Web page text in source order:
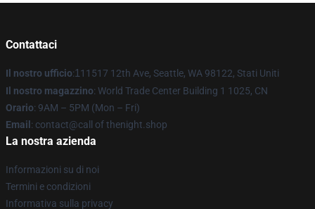
Contattaci
Il nostro ufficio:1 11517 12th Ave, Seattle, WA 98122, Stati Uniti
Il nostro magazzino: World Trade Center Building 1 1025, CN
Orario: 9AM – 5PM (Mon – Fri)
Email : contact@call of thenight.shop
La nostra azienda
Informazioni su di noi
Termini e condizioni
Informativa sulla privacy